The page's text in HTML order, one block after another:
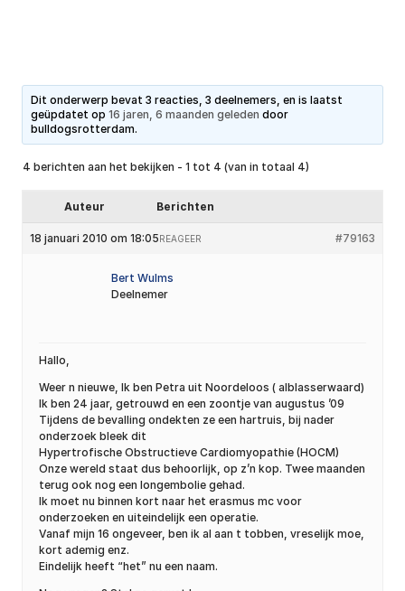
Dit onderwerp bevat 3 reacties, 3 deelnemers, en is laatst
geüpdatet op16 jaren, 6 maanden geleden door
bulldogsrotterdam.
4 berichten aan het bekijken - 1 tot 4 (van in totaal 4)
Auteur Berichten
18 januari 2010 om 18:05 #79163
REAGEER
Bert Wulms
Deelnemer
Hallo,
Weer n nieuwe, Ik ben Petra uit Noordeloos ( alblasserwaard)
Ik ben 24 jaar, getrouwd en een zoontje van augustus ’09
Tijdens de bevalling ondekten ze een hartruis, bij nader
onderzoek bleek dit
Hypertrofische Obstructieve Cardiomyopathie (HOCM)
Onze wereld staat dus behoorlijk, op z’n kop. Twee maanden
terug ook nog een longembolie gehad.
Ik moet nu binnen kort naar het erasmus mc voor
onderzoeken en uiteindelijk een operatie.
Vanaf mijn 16 ongeveer, ben ik al aan t tobben, vreselijk moe,
kort ademig enz.
Eindelijk heeft “het” nu een naam.